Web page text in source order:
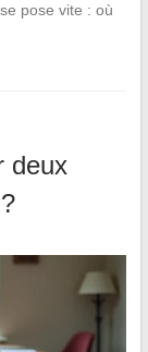
pose vite : où
deux